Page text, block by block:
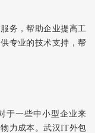
务，帮助企业提高工
专业的技术支持，帮
于一些中小型企业来
力成本。武汉IT外包